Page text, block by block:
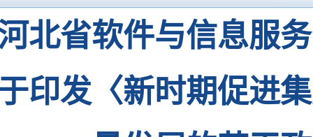
北省软件与信息服
印发〈新时期促进